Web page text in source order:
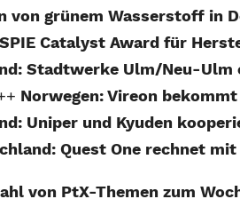
von grünem Wasserstoff in
Catalyst Award für
Stadtwerke Ulm/Neu-Ulm
Norwegen: Vireon
Uniper und Kyuden
Quest One rechnet
von PtX-Themen zum